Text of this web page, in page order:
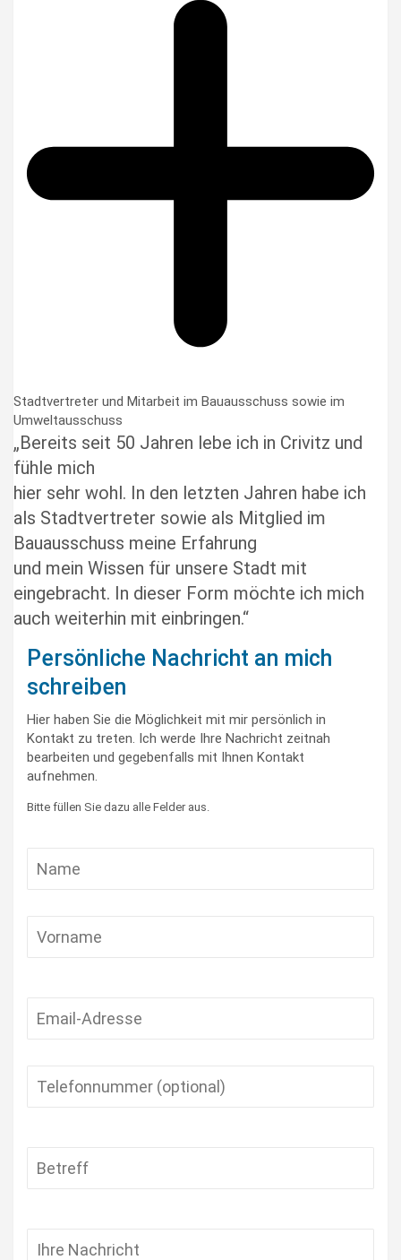
Stadtvertreter und Mitarbeit im Bauausschuss sowie im
Umweltausschuss
„Bereits seit 50 Jahren lebe ich in Crivitz und
fühle mich
hier sehr wohl. In den letzten Jahren habe ich
als Stadtvertreter sowie als Mitglied im
Bauausschuss meine Erfahrung
und mein Wissen für unsere Stadt mit
eingebracht. In dieser Form möchte ich mich
auch weiterhin mit einbringen.“
Persönliche Nachricht an mich
schreiben
Hier haben Sie die Möglichkeit mit mir persönlich in
Kontakt zu treten. Ich werde Ihre Nachricht zeitnah
bearbeiten und gegebenfalls mit Ihnen Kontakt
aufnehmen.
Bitte füllen Sie dazu alle Felder aus.